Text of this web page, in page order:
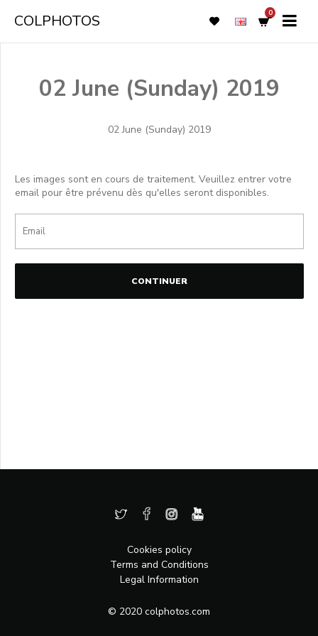
COLPHOTOS 0
02 June (Sunday) 2019
02 June (Sunday) 2019
Les images sont en cours de traitement. Veuillez entrer votre
email pour être prévenu dès qu'elles seront disponibles.
CONTINUER
Cookies policy
Terms and Conditions
Legal Information
© 2020 colphotos.com